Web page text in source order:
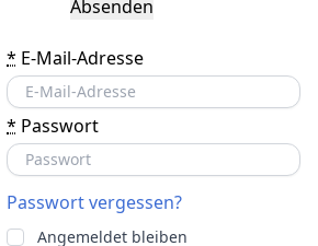
Absenden
* E-Mail-Adresse
* Passwort
Passwort vergessen?
Angemeldet bleiben